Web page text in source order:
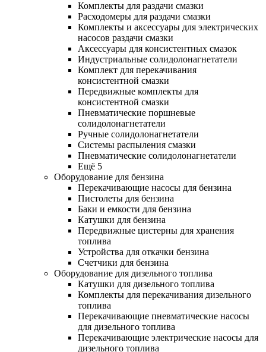
Комплекты для раздачи смазки
Расходомеры для раздачи смазки
Комплекты и аксессуары для электрических
насосов раздачи смазки
Аксессуары для консистентных смазок
Индустриальные солидолонагнетатели
Комплект для перекачивания
консистентной смазки
Передвижные комплекты для
консистентной смазки
Пневматические поршневые
солидолонагнетатели
Ручные солидолонагнетатели
Системы распыления смазки
Пневматические солидолонагнетатели
Ещё 5
Оборудование для бензина
Перекачивающие насосы для бензина
Пистолеты для бензина
Баки и емкости для бензина
Катушки для бензина
Передвижные цистерны для хранения
топлива
Устройства для откачки бензина
Счетчики для бензина
Оборудование для дизельного топлива
Катушки для дизельного топлива
Комплекты для перекачивания дизельного
топлива
Перекачивающие пневматические насосы
для дизельного топлива
Перекачивающие электрические насосы для
дизельного топлива